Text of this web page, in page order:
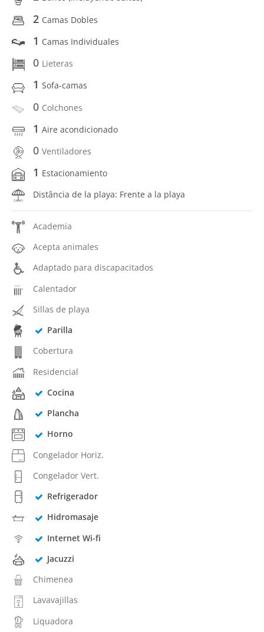
2 Camas Dobles
1 Camas Individuales
0 Lieteras
1 Sofa-camas
0 Colchones
1 Aire acondicionado
0 Ventiladores
1 Estacionamiento
Distância de la playa: Frente a la playa
Academia
Acepta animales
Adaptado para discapacitados
Calentador
Sillas de playa
Parilla
Cobertura
Residencial
Cocina
Plancha
Horno
Congelador Horiz.
Congelador Vert.
Refrigerador
Hidromasaje
Internet Wi-fi
Jacuzzi
Chimenea
Lavavajillas
Liquadora